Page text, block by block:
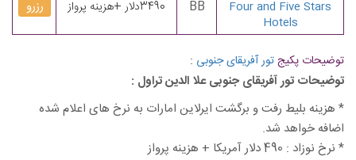
Four and Five Stars
Hotels
BB 3490دلار +هزینه پرواز رزرو
توضیحات پکیجتور آفریقای جنوبی :
توضیحات تور آفریقای جنوبی علا الدین تراول :
* هزینه بلیط رفت و برگشت ایرلاین امارات به نرخ های اعلام شده
اضافه خواهد شد.
* نرخ نوزاد : 490 دلار آمریکا + هزینه پرواز